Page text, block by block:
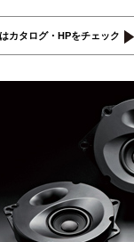
カタログ・HPをチェック